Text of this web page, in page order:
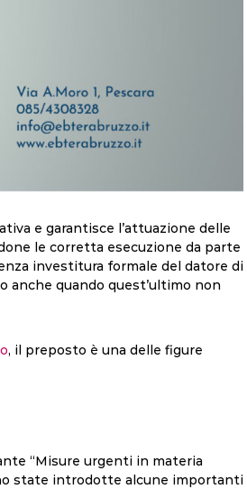
e garantisce l’attuazione delle
le corretta esecuzione da parte
investitura formale del datore di
anche quando quest’ultimo non
, il preposto è una delle figure
“Misure urgenti in materia
state introdotte alcune importanti